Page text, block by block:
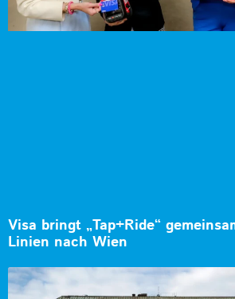
Visa bringt „Tap+Ride“
Linien nach Wien